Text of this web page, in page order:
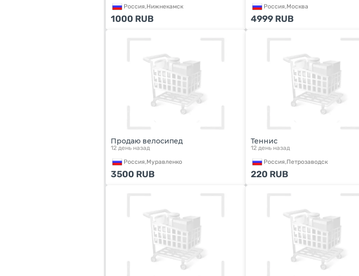
Россия,Нижнекамск
1000 RUB
Россия,Москва
4999 RUB
Продаю велосипед
12 день назад
Россия,Муравленко
3500 RUB
Теннис
12 день назад
Россия,Петрозаводск
220 RUB